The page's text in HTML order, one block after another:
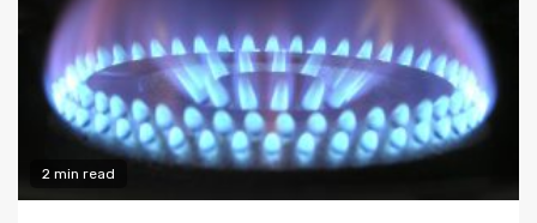
2 min read